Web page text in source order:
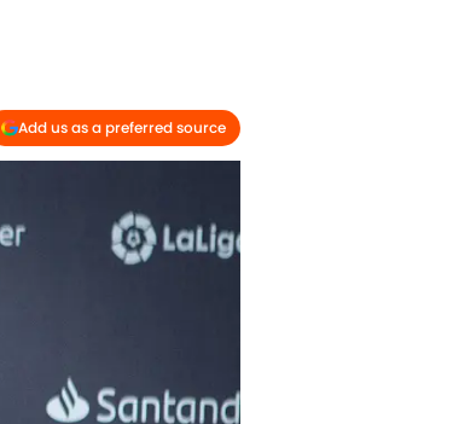
Add us as a preferred source